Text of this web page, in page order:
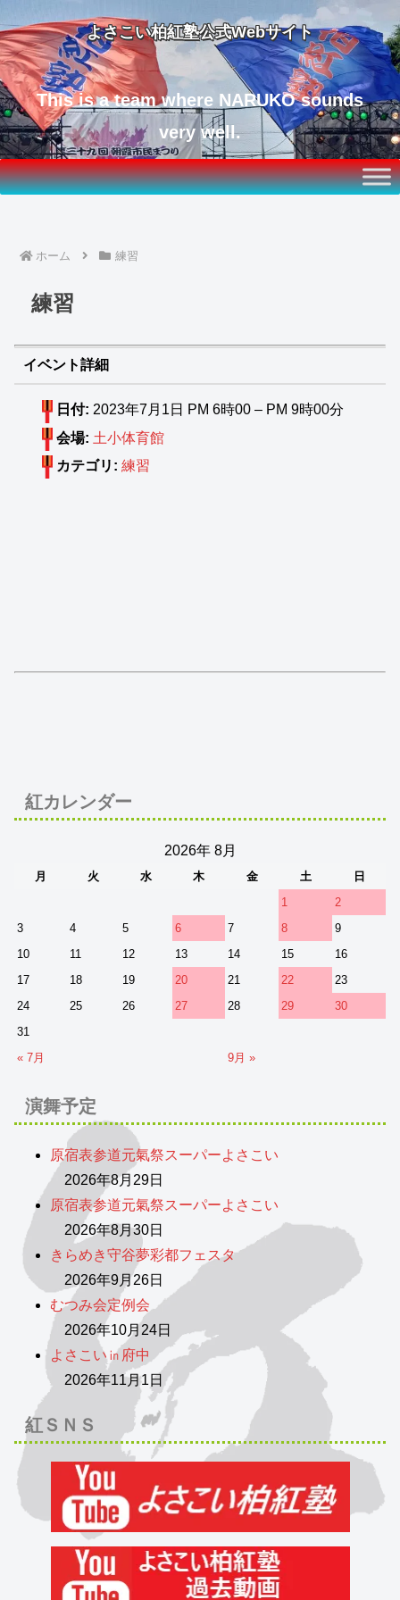
よさこい柏紅塾公式Webサイト
This is a team where NARUKO sounds
very well.
ホーム 練習
練習
イベント詳細
日付: 2023年7月1日 PM 6時00 – PM 9時00分
会場: 土小体育館
カテゴリ: 練習
紅カレンダー
2026年 8月
月 火 水 木 金 土
日
1
2
3
4 5 6 7 8
9
10
11 12 13 14 15
16
17
18 19 20 21 22
23
24
25 26 27 28 29
30
31
« 7月
9月 »
演舞予定
原宿表参道元氣祭スーパーよさこい
2026年8月29日
原宿表参道元氣祭スーパーよさこい
2026年8月30日
きらめき守谷夢彩都フェスタ
2026年9月26日
むつみ会定例会
2026年10月24日
よさこい㏌府中
2026年11月1日
紅ＳＮＳ